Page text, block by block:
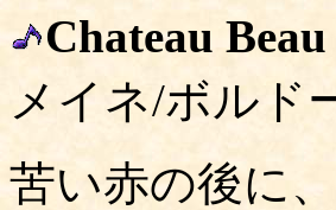
Chateau
メイネ/ボルド
苦い赤の後に